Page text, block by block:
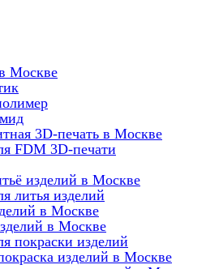
Москве
3D-печать в Москве
FDM 3D-печати
изделий в Москве
литья изделий
в Москве
в Москве
покраски изделий
изделий в Москве